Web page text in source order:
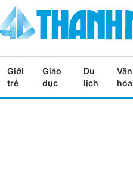
Giới
trẻ
Giáo
dục
Du
lịch
Văn
hóa